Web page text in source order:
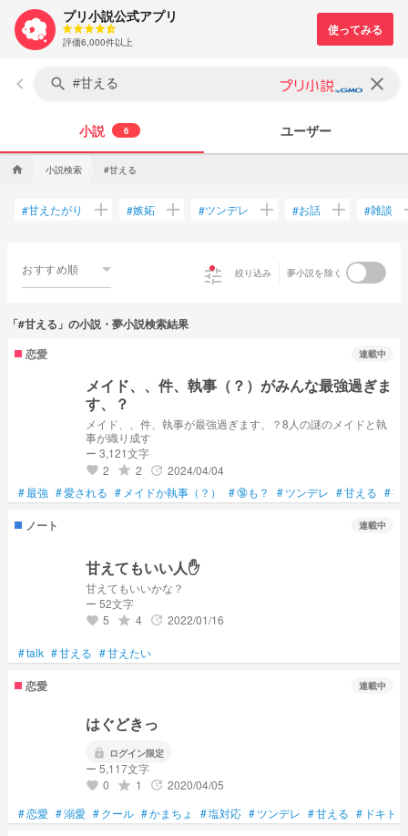
プリ小説公式アプリ
評価6,000件以上
keyboard_arrow_left search clear
小説 6 ユーザー
home 小説検索 #甘える
#甘えたがり add #嫉妬 add #ツンデレ add #お話 add #雑談
おすすめ順 tune 絞り込み 夢小説を除く
「#甘える」の小説・夢小説検索結果
恋愛
連載中
メイド、、件、執事（？）がみんな最強過ぎま
す、？
メイド、、件、執事が最強過ぎます、？8人の謎のメイドと執
事が織り成す
ー 3,121文字
favorite 2 grade 2 update 2024/04/04
#最強 #愛される # メイドか執事（？） #🔞も？ #ツンデレ #甘える #癒
ノート 連載中
甘えてもいい人✋
甘えてもいいかな？
ー 52文字
favorite 5 grade 4 update 2022/01/16
#talk #甘える #甘えたい
恋愛 連載中
はぐどきっ
lock ログイン限定
ー 5,117文字
favorite 0 grade 1 update 2020/04/05
#恋愛 #溺愛 #クール #かまちょ #塩対応 #ツンデレ #甘える # ドキドキ